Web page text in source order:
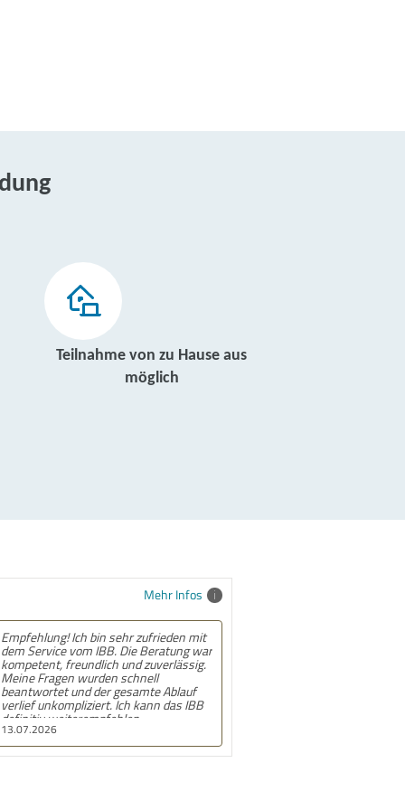
Teilnahme von zu Hause aus
möglich
Mehr Infos
13.07.2026
Empfehlung! Ich bin sehr zufrieden mit
dem Service vom IBB. Die Beratung war
kompetent, freundlich und zuverlässig.
Meine Fragen wurden schnell
beantwortet und der gesamte Ablauf
verlief unkompliziert. Ich kann das IBB
definitiv weiterempfehlen.
Insbesondere bedanke ich mich bei den
Mitarbeiterinnen des Frankfurter
Standorts für die Unterstützung.